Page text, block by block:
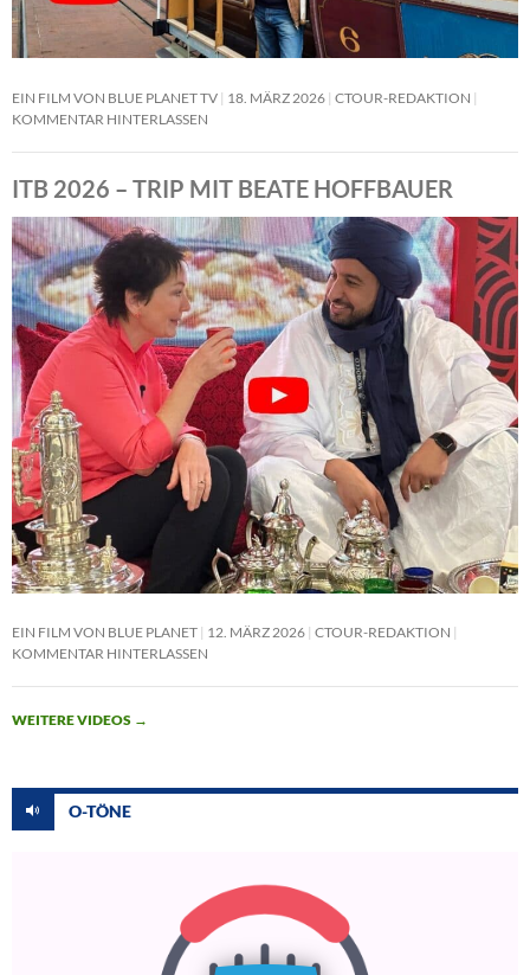
EIN FILM VON BLUE PLANET TV 18. MÄRZ 2026 CTOUR-REDAKTION
KOMMENTAR HINTERLASSEN
ITB 2026 – TRIP MIT BEATE HOFFBAUER
EIN FILM VON BLUE PLANET 12. MÄRZ 2026 CTOUR-REDAKTION
KOMMENTAR HINTERLASSEN
WEITERE VIDEOS →
O-TÖNE